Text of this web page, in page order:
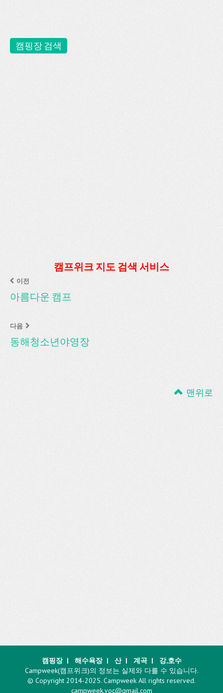
캠핑장 검색
캠프위크 지도 검색 서비스
이전
아름다운 캠프
다음
동해청소년야영장
맨위로
캠핑장| 해수욕장| 산| 계곡|
강,호수
Campweek(캠프위크)의 정보는 실제와 다를 수 있습니다.
© Copyright 2014-2025. Campweek All rights reserved.
campweek.voc@gmail.com